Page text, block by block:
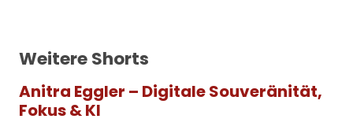
Weitere Shorts
Anitra Eggler – Digitale Souveränität,
Fokus & KI